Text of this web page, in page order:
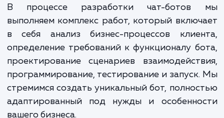
вашего бизнеса,
обеспечивают
конкурентоспособность на
стабильный рост.